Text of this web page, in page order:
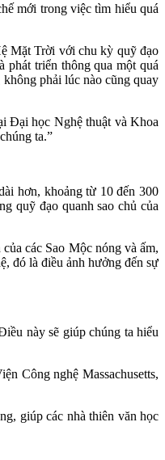
mới trong việc tìm hiểu quá
Mặt Trời với chu kỳ quỹ đạo
phát triển thông qua một quá
phải lúc nào cũng quay
Đại học Nghệ thuật và Khoa
ta.”
hơn, khoảng từ 10 đến 300
quỹ đạo quanh sao chủ của
các Sao Mộc nóng và ấm,
đó là điều ảnh hưởng đến sự
này sẽ giúp chúng ta hiểu
Công nghệ Massachusetts,
giúp các nhà thiên văn học